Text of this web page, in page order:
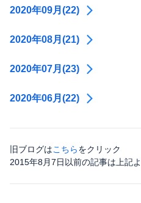
2020年09月(22)
2020年08月(21)
2020年07月(23)
2020年06月(22)
旧ブログはこちらをクリック
2015年8月7日以前の記事は上記